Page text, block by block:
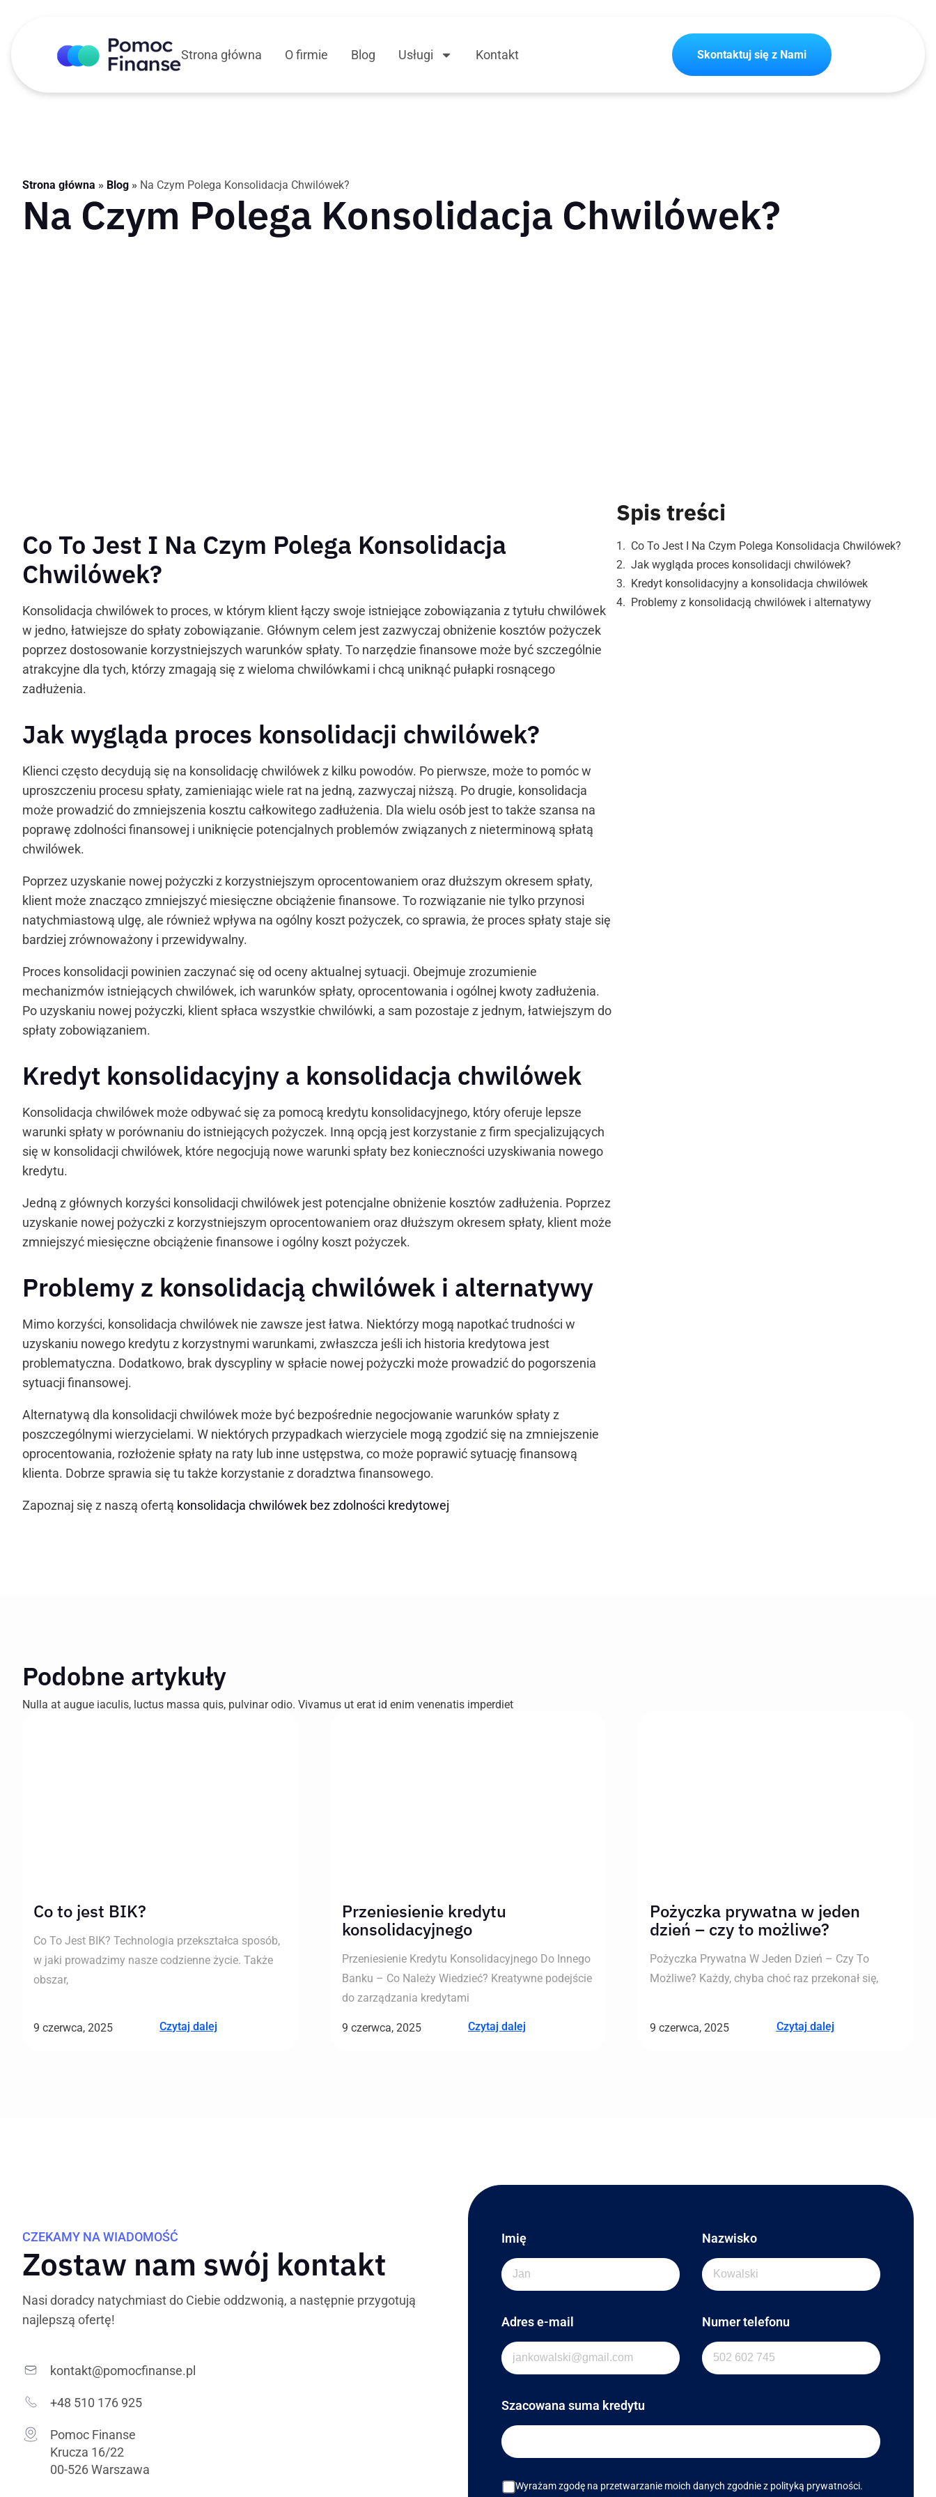
Strona główna O firmie Blog Usługi Kontakt Skontaktuj się z Nami
Strona główna » Blog » Na Czym Polega Konsolidacja Chwilówek?
Na Czym Polega Konsolidacja Chwilówek?
Co To Jest I Na Czym Polega Konsolidacja
Chwilówek?
Konsolidacja chwilówek to proces, w którym klient łączy swoje istniejące zobowiązania z tytułu chwilówek
w jedno, łatwiejsze do spłaty zobowiązanie. Głównym celem jest zazwyczaj obniżenie kosztów pożyczek
poprzez dostosowanie korzystniejszych warunków spłaty. To narzędzie finansowe może być szczególnie
atrakcyjne dla tych, którzy zmagają się z wieloma chwilówkami i chcą uniknąć pułapki rosnącego
zadłużenia.
Jak wygląda proces konsolidacji chwilówek?
Klienci często decydują się na konsolidację chwilówek z kilku powodów. Po pierwsze, może to pomóc w
uproszczeniu procesu spłaty, zamieniając wiele rat na jedną, zazwyczaj niższą. Po drugie, konsolidacja
może prowadzić do zmniejszenia kosztu całkowitego zadłużenia. Dla wielu osób jest to także szansa na
poprawę zdolności finansowej i uniknięcie potencjalnych problemów związanych z nieterminową spłatą
chwilówek.
Poprzez uzyskanie nowej pożyczki z korzystniejszym oprocentowaniem oraz dłuższym okresem spłaty,
klient może znacząco zmniejszyć miesięczne obciążenie finansowe. To rozwiązanie nie tylko przynosi
natychmiastową ulgę, ale również wpływa na ogólny koszt pożyczek, co sprawia, że proces spłaty staje się
bardziej zrównoważony i przewidywalny.
Proces konsolidacji powinien zaczynać się od oceny aktualnej sytuacji. Obejmuje zrozumienie
mechanizmów istniejących chwilówek, ich warunków spłaty, oprocentowania i ogólnej kwoty zadłużenia.
Po uzyskaniu nowej pożyczki, klient spłaca wszystkie chwilówki, a sam pozostaje z jednym, łatwiejszym do
spłaty zobowiązaniem.
Kredyt konsolidacyjny a konsolidacja chwilówek
Konsolidacja chwilówek może odbywać się za pomocą kredytu konsolidacyjnego, który oferuje lepsze
warunki spłaty w porównaniu do istniejących pożyczek. Inną opcją jest korzystanie z firm specjalizujących
się w konsolidacji chwilówek, które negocjują nowe warunki spłaty bez konieczności uzyskiwania nowego
kredytu.
Jedną z głównych korzyści konsolidacji chwilówek jest potencjalne obniżenie kosztów zadłużenia. Poprzez
uzyskanie nowej pożyczki z korzystniejszym oprocentowaniem oraz dłuższym okresem spłaty, klient może
zmniejszyć miesięczne obciążenie finansowe i ogólny koszt pożyczek.
Problemy z konsolidacją chwilówek i alternatywy
Mimo korzyści, konsolidacja chwilówek nie zawsze jest łatwa. Niektórzy mogą napotkać trudności w
uzyskaniu nowego kredytu z korzystnymi warunkami, zwłaszcza jeśli ich historia kredytowa jest
problematyczna. Dodatkowo, brak dyscypliny w spłacie nowej pożyczki może prowadzić do pogorszenia
sytuacji finansowej.
Alternatywą dla konsolidacji chwilówek może być bezpośrednie negocjowanie warunków spłaty z
poszczególnymi wierzycielami. W niektórych przypadkach wierzyciele mogą zgodzić się na zmniejszenie
oprocentowania, rozłożenie spłaty na raty lub inne ustępstwa, co może poprawić sytuację finansową
klienta. Dobrze sprawia się tu także korzystanie z doradztwa finansowego.
Zapoznaj się z naszą ofertą konsolidacja chwilówek bez zdolności kredytowej
Spis treści
Co To Jest I Na Czym Polega Konsolidacja Chwilówek?
Jak wygląda proces konsolidacji chwilówek?
Kredyt konsolidacyjny a konsolidacja chwilówek
Problemy z konsolidacją chwilówek i alternatywy
Podobne artykuły
Nulla at augue iaculis, luctus massa quis, pulvinar odio. Vivamus ut erat id enim venenatis imperdiet
Co to jest BIK?
Co To Jest BIK? Technologia przekształca sposób,
w jaki prowadzimy nasze codzienne życie. Także
obszar,
9 czerwca, 2025 Czytaj dalej
Przeniesienie kredytu
konsolidacyjnego
Przeniesienie Kredytu Konsolidacyjnego Do Innego
Banku – Co Należy Wiedzieć? Kreatywne podejście
do zarządzania kredytami
9 czerwca, 2025 Czytaj dalej
Pożyczka prywatna w jeden
dzień – czy to możliwe?
Pożyczka Prywatna W Jeden Dzień – Czy To
Możliwe? Każdy, chyba choć raz przekonał się,
9 czerwca, 2025 Czytaj dalej
CZEKAMY NA WIADOMOŚĆ
Zostaw nam swój kontakt
Nasi doradcy natychmiast do Ciebie oddzwonią, a następnie przygotują
najlepszą ofertę!
kontakt@pomocfinanse.pl
+48 510 176 925
Pomoc Finanse
Krucza 16/22
00-526 Warszawa
Imię Nazwisko
Adres e-mail Numer telefonu
Szacowana suma kredytu
Wyrażam zgodę na przetwarzanie moich danych zgodnie z polityką prywatności.